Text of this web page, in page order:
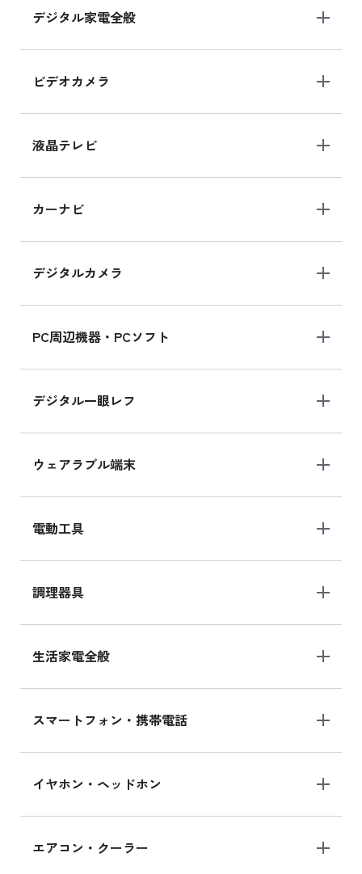
デジタル家電全般
ビデオカメラ
液晶テレビ
カーナビ
デジタルカメラ
PC周辺機器・PCソフト
デジタル一眼レフ
ウェアラブル端末
電動工具
調理器具
生活家電全般
スマートフォン・携帯電話
イヤホン・ヘッドホン
エアコン・クーラー
iPad Air 11インチ シリーズ
iPad Air 11インチ の新品買取価格
iPhone 15 128GB シリーズ
iPhone 15 128GB の新品買取価格
MK2K3J/Aの新品買取価格はこちら